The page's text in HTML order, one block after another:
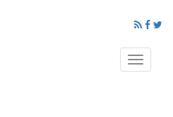
Toggle